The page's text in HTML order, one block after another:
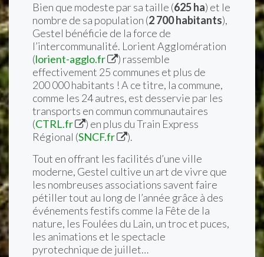
Bien que modeste par sa taille (625 ha) et le
nombre de sa population (2 700 habitants),
Gestel bénéficie de la force de
l’intercommunalité. Lorient Agglomération
(lorient-agglo.fr
) rassemble
effectivement 25 communes et plus de
200 000 habitants ! A ce titre, la commune,
comme les 24 autres, est desservie par les
transports en commun communautaires
(CTRL.fr ) en plus duTrain Express
Régional (SNCF.fr
).
Tout en offrant les facilités d’une ville
moderne, Gestel cultive un art de vivre que
les nombreuses associations savent faire
pétiller tout au long de l’année grâce à des
événements festifs comme la Fête de la
nature, les Foulées du Lain, un troc et puces,
les animations et le spectacle
pyrotechnique de juillet…